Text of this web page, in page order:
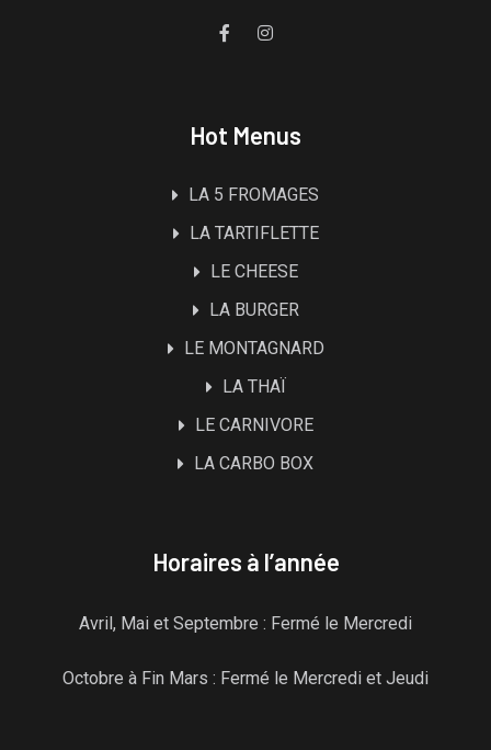
Hot Menus
LA 5 FROMAGES
LA TARTIFLETTE
LE CHEESE
LA BURGER
LE MONTAGNARD
LA THAÏ
LE CARNIVORE
LA CARBO BOX
Horaires à l’année
Avril, Mai et Septembre : Fermé le Mercredi
Octobre à Fin Mars : Fermé le Mercredi et Jeudi